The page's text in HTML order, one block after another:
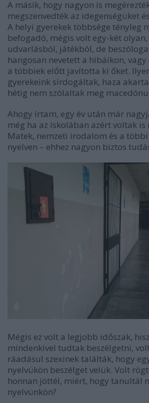
A másik, hogy nagyon is
megszenvedték az idegenségüket
A helyi gyerekek többsége tényleg
befogadó, mégis volt egy-két
udvarlásból, játékból, de
hangosan nevetett a hibáikon, vagy
a többiek előtt javította ki őket.
gyerekeink sírdogáltak, haza
hétig nem szólaltak meg
Ahogy írtam, egy év után már
még ha az iskolában azért voltak is
Matek, nemzeti irodalom és a
nyelven – ehhez nagyon biztos
Mégis ez volt a legjobb időszak,
mindenkivel tudtak beszélgetni,
ráadásul szexinek találták, hogy
nyelvükön beszélget velük. Volt
honnan jöttél, miért, hogy tanultál
nyelvünkön?